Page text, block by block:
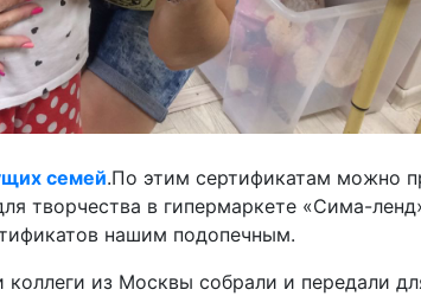
семей.По этим сертификатам можно
творчества в гипермаркете «Сима-
нашим подопечным.
из Москвы собрали и передали